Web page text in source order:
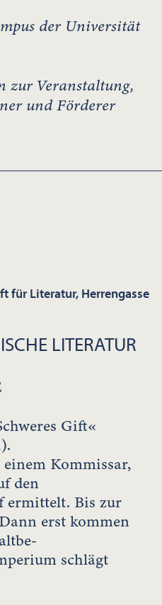
der Universität
zur Veranstaltung,
und Förderer
für Literatur, Herrengasse
LITERATUR
Gift«
Kommissar,
den
ermittelt. Bis zur
erst kommen
schlägt